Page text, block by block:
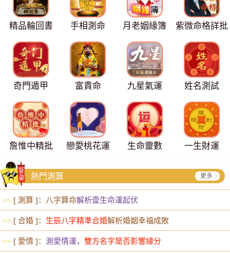
精品輪回書 手相測命 月老姻緣簿 紫微命格詳批
奇門遁甲 富貴命 九星氣運 姓名測試
詹惟中精批 戀愛桃花運 生命靈數 一生財運
熱門測算 更多
>> [ 測算 ]：八字算命解析壹生命運起伏
>> [ 合婚 ]： 生辰八字精準合婚解析婚姻幸福成敗
>> [ 愛情 ]： 測愛情運， 雙方名字是否影響緣分